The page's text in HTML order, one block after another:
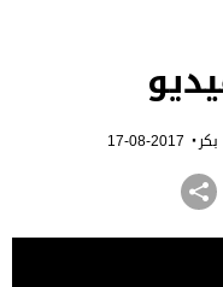
·
2017-08-17